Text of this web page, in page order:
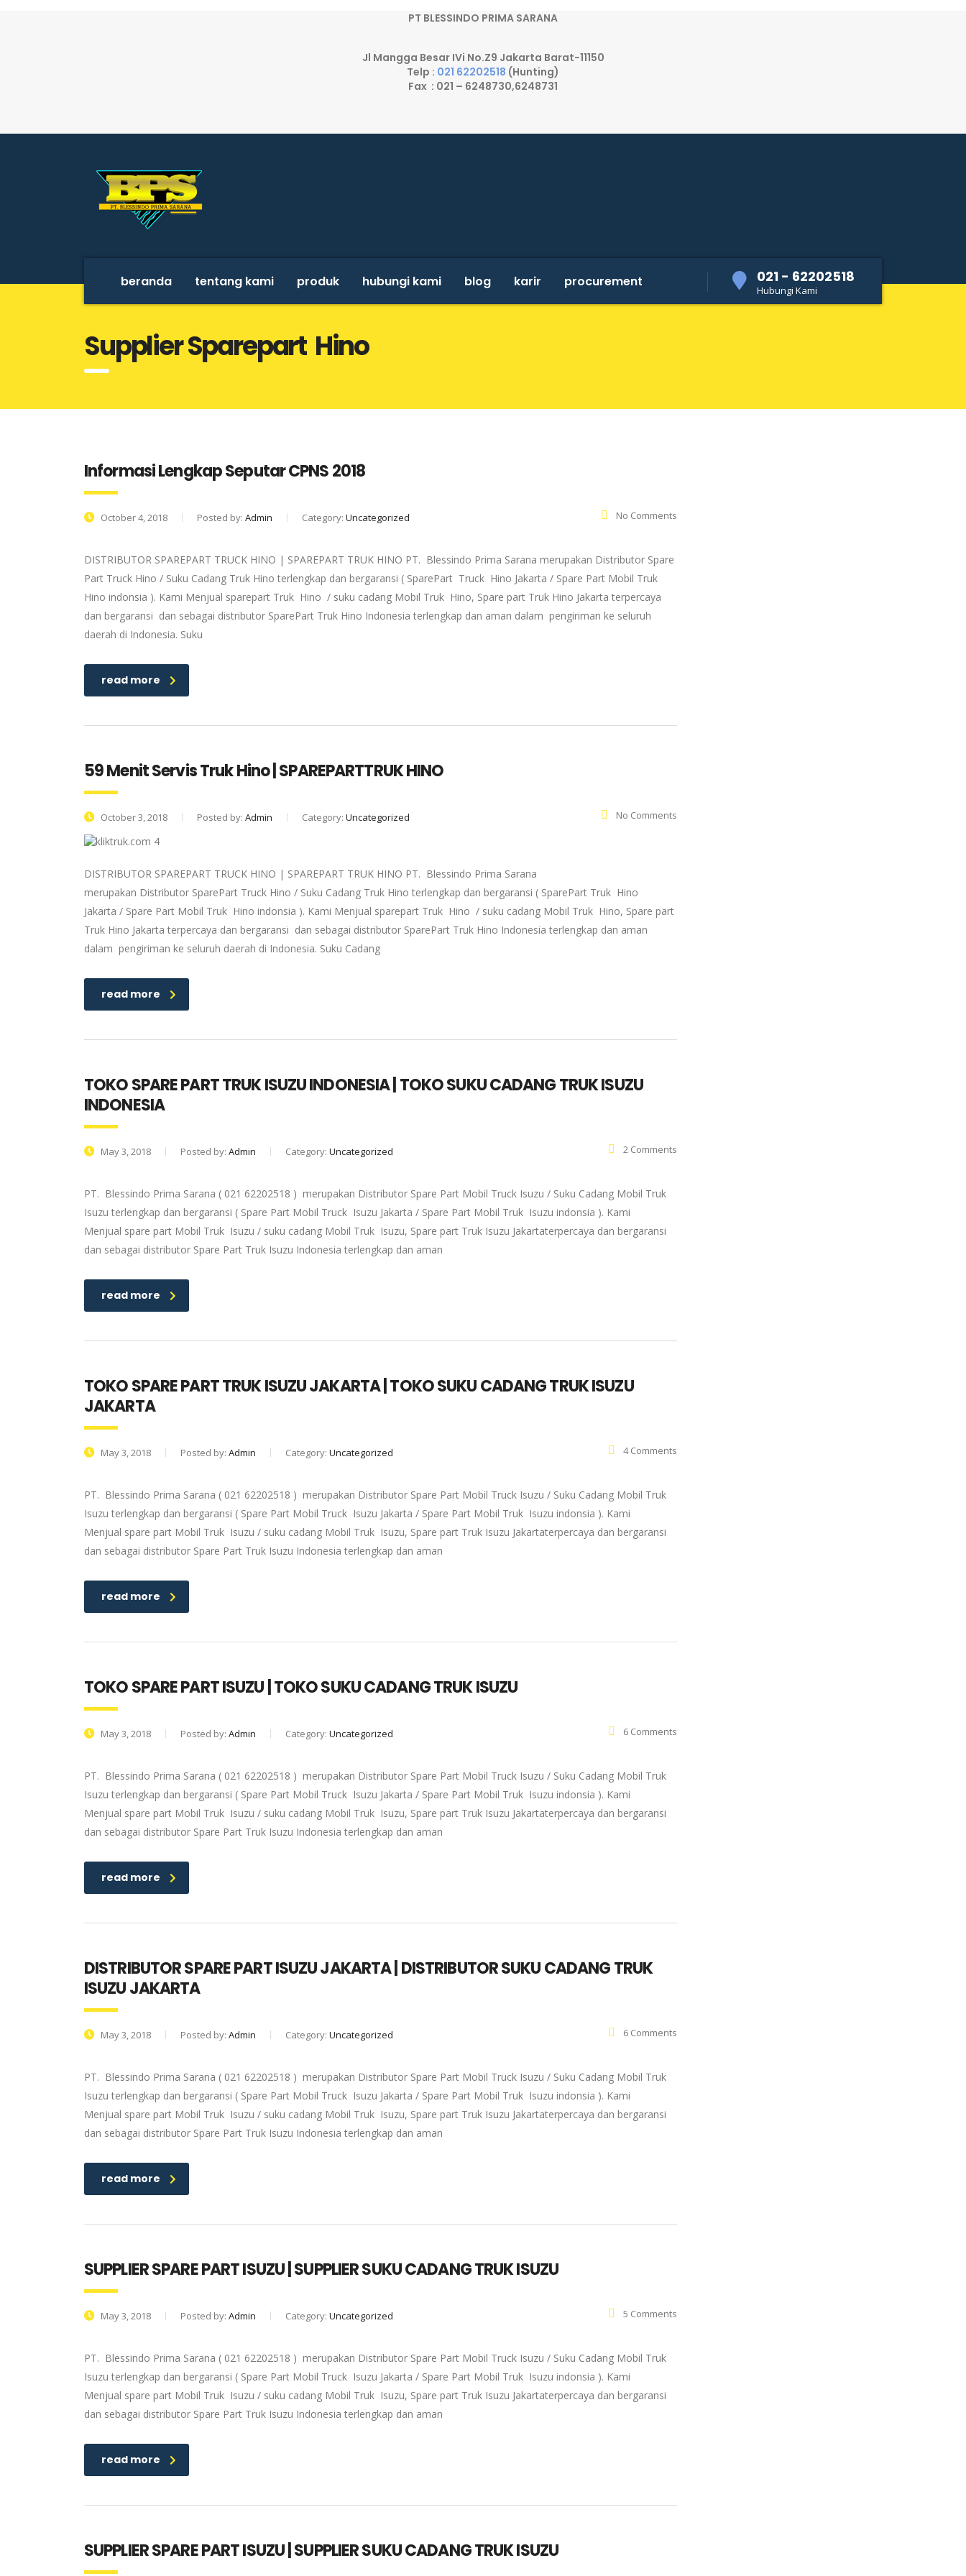
PT BLESSINDO PRIMA SARANA
Jl Mangga Besar IVi No.Z9 Jakarta Barat-11150
Telp : 021 62202518 (Hunting)
Fax : 021 – 6248730,6248731
beranda tentang kami produk hubungi kami blog karir procurement 021 - 62202518
Hubungi Kami
Supplier Sparepart Hino
Informasi Lengkap Seputar CPNS 2018
October 4, 2018 Posted by: Admin Category: Uncategorized No Comments
DISTRIBUTOR SPAREPART TRUCK HINO | SPAREPART TRUK HINO PT. Blessindo Prima Sarana merupakan Distributor Spare
Part Truck Hino / Suku Cadang Truk Hino terlengkap dan bergaransi ( SparePart Truck Hino Jakarta / Spare Part Mobil Truk
Hino indonsia ). Kami Menjual sparepart Truk Hino / suku cadang Mobil Truk Hino, Spare part Truk Hino Jakarta terpercaya
dan bergaransi dan sebagai distributor SparePart Truk Hino Indonesia terlengkap dan aman dalam pengiriman ke seluruh
daerah di Indonesia. Suku
read more
59 Menit Servis Truk Hino | SPAREPARTTRUK HINO
October 3, 2018 Posted by: Admin Category: Uncategorized No Comments
DISTRIBUTOR SPAREPART TRUCK HINO | SPAREPART TRUK HINO PT. Blessindo Prima Sarana
merupakan Distributor SparePart Truck Hino / Suku Cadang Truk Hino terlengkap dan bergaransi ( SparePart Truk Hino
Jakarta / Spare Part Mobil Truk Hino indonsia ). Kami Menjual sparepart Truk Hino / suku cadang Mobil Truk Hino, Spare part
Truk Hino Jakarta terpercaya dan bergaransi dan sebagai distributor SparePart Truk Hino Indonesia terlengkap dan aman
dalam pengiriman ke seluruh daerah di Indonesia. Suku Cadang
read more
TOKO SPARE PART TRUK ISUZU INDONESIA | TOKO SUKU CADANG TRUK ISUZU
INDONESIA
May 3, 2018 Posted by: Admin Category: Uncategorized 2 Comments
PT. Blessindo Prima Sarana ( 021 62202518 ) merupakan Distributor Spare Part Mobil Truck Isuzu / Suku Cadang Mobil Truk
Isuzu terlengkap dan bergaransi ( Spare Part Mobil Truck Isuzu Jakarta / Spare Part Mobil Truk Isuzu indonsia ). Kami
Menjual spare part Mobil Truk Isuzu / suku cadang Mobil Truk Isuzu, Spare part Truk Isuzu Jakartaterpercaya dan bergaransi
dan sebagai distributor Spare Part Truk Isuzu Indonesia terlengkap dan aman
read more
TOKO SPARE PART TRUK ISUZU JAKARTA | TOKO SUKU CADANG TRUK ISUZU
JAKARTA
May 3, 2018 Posted by: Admin Category: Uncategorized 4 Comments
PT. Blessindo Prima Sarana ( 021 62202518 ) merupakan Distributor Spare Part Mobil Truck Isuzu / Suku Cadang Mobil Truk
Isuzu terlengkap dan bergaransi ( Spare Part Mobil Truck Isuzu Jakarta / Spare Part Mobil Truk Isuzu indonsia ). Kami
Menjual spare part Mobil Truk Isuzu / suku cadang Mobil Truk Isuzu, Spare part Truk Isuzu Jakartaterpercaya dan bergaransi
dan sebagai distributor Spare Part Truk Isuzu Indonesia terlengkap dan aman
read more
TOKO SPARE PART ISUZU | TOKO SUKU CADANG TRUK ISUZU
May 3, 2018 Posted by: Admin Category: Uncategorized 6 Comments
PT. Blessindo Prima Sarana ( 021 62202518 ) merupakan Distributor Spare Part Mobil Truck Isuzu / Suku Cadang Mobil Truk
Isuzu terlengkap dan bergaransi ( Spare Part Mobil Truck Isuzu Jakarta / Spare Part Mobil Truk Isuzu indonsia ). Kami
Menjual spare part Mobil Truk Isuzu / suku cadang Mobil Truk Isuzu, Spare part Truk Isuzu Jakartaterpercaya dan bergaransi
dan sebagai distributor Spare Part Truk Isuzu Indonesia terlengkap dan aman
read more
DISTRIBUTOR SPARE PART ISUZU JAKARTA | DISTRIBUTOR SUKU CADANG TRUK
ISUZU JAKARTA
May 3, 2018 Posted by: Admin Category: Uncategorized 6 Comments
PT. Blessindo Prima Sarana ( 021 62202518 ) merupakan Distributor Spare Part Mobil Truck Isuzu / Suku Cadang Mobil Truk
Isuzu terlengkap dan bergaransi ( Spare Part Mobil Truck Isuzu Jakarta / Spare Part Mobil Truk Isuzu indonsia ). Kami
Menjual spare part Mobil Truk Isuzu / suku cadang Mobil Truk Isuzu, Spare part Truk Isuzu Jakartaterpercaya dan bergaransi
dan sebagai distributor Spare Part Truk Isuzu Indonesia terlengkap dan aman
read more
SUPPLIER SPARE PART ISUZU | SUPPLIER SUKU CADANG TRUK ISUZU
May 3, 2018 Posted by: Admin Category: Uncategorized 5 Comments
PT. Blessindo Prima Sarana ( 021 62202518 ) merupakan Distributor Spare Part Mobil Truck Isuzu / Suku Cadang Mobil Truk
Isuzu terlengkap dan bergaransi ( Spare Part Mobil Truck Isuzu Jakarta / Spare Part Mobil Truk Isuzu indonsia ). Kami
Menjual spare part Mobil Truk Isuzu / suku cadang Mobil Truk Isuzu, Spare part Truk Isuzu Jakartaterpercaya dan bergaransi
dan sebagai distributor Spare Part Truk Isuzu Indonesia terlengkap dan aman
read more
SUPPLIER SPARE PART ISUZU | SUPPLIER SUKU CADANG TRUK ISUZU